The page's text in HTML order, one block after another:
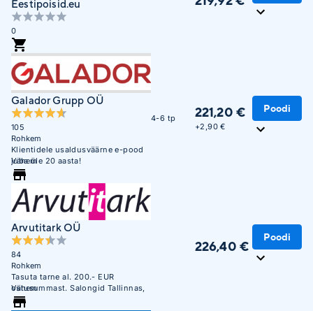
Eestipoisid.eu
0
Galador Grupp OÜ
105
Rohkem
Klientidele usaldusväärne e-pood
juba üle 20 aasta!
Vähem
4-6 tp 221,20 €
+2,90 €
Poodi
Arvutitark OÜ
84
Rohkem
Tasuta tarne al. 200.- EUR
ostusummast. Salongid Tallinnas,
Tartus, Pärnus ja Narvas
Vähem
226,40 €
Poodi